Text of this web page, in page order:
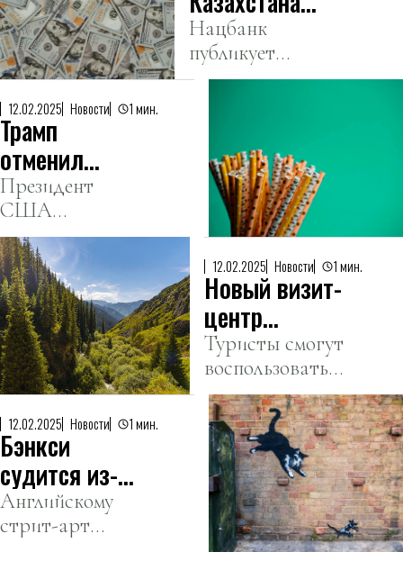
составил 165
млрд 630 млн
долларов
Нацбанк
публикует
предварительную
данных на 1
января 2025 года.
12.02.2025 Новости 1 мин.
Трамп
отменил
запрет
Байдена на
пластиковые
соломинки
Президент
США
подписал указ,
отменяющий
переход на
бумажные
соломинки.
12.02.2025 Новости 1 мин.
Новый визит-
центр
появится в
урочище
Туюк-Су
Туристы смогут
воспользоваться
гостевым
домом, кафе,
аптекой, а
также
приобрести
снаряжение и
сувениры.
12.02.2025 Новости 1 мин.
Бэнкси
судится из-
за прав на
свой
Английскому
стрит-арт